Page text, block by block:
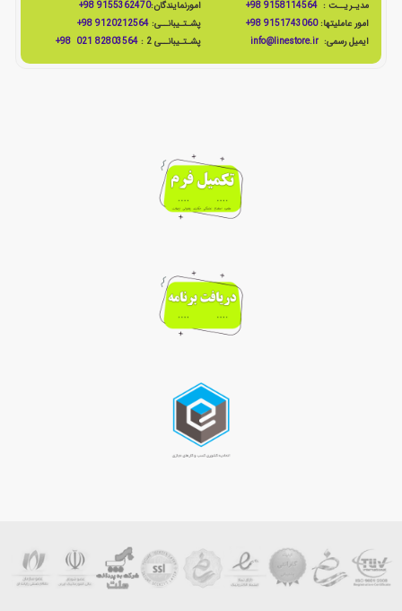
مدیـریــت :9158114564 98+ امورنمایندگان:9155362470 98+
امور عاملیتها:9151743060 98+ پشـتـیبانــی: 9120212564 98+
ایمیل رسمی: info@linestore.ir پشـتـیبانــی 2 : 82803564 021 98+